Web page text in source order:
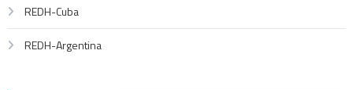
REDH-Cuba
REDH-Argentina